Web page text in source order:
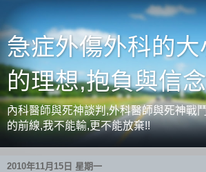
急症外傷外科的
的理想,抱負與信念
內科醫師與死神談判,外科醫師與死神戰
的前線,我不能輸,更不能放棄!!
2010年11月15日 星期一